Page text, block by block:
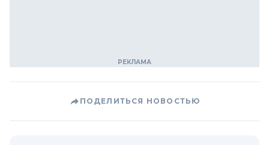
ПОДЕЛИТЬСЯ НОВОСТЬЮ